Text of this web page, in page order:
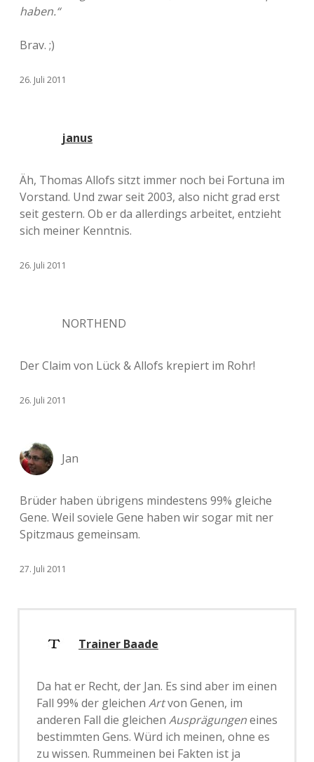
haben.“
Brav. ;)
26. Juli 2011
janus
Äh, Thomas Allofs sitzt immer noch bei Fortuna im
Vorstand. Und zwar seit 2003, also nicht grad erst
seit gestern. Ob er da allerdings arbeitet, entzieht
sich meiner Kenntnis.
26. Juli 2011
NORTHEND
Der Claim von Lück & Allofs krepiert im Rohr!
26. Juli 2011
Jan
Brüder haben übrigens mindestens 99% gleiche
Gene. Weil soviele Gene haben wir sogar mit ner
Spitzmaus gemeinsam.
27. Juli 2011
Trainer Baade
Da hat er Recht, der Jan. Es sind aber im einen
Fall 99% der gleichen Artvon Genen, im
anderen Fall die gleichen Ausprägungeneines
bestimmten Gens. Würd ich meinen, ohne es
zu wissen. Rummeinen bei Fakten ist ja